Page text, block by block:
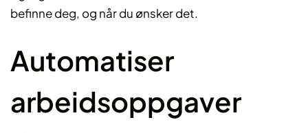
befinne deg, og når du ønsker det.
Automatiser
arbeidsoppgaver